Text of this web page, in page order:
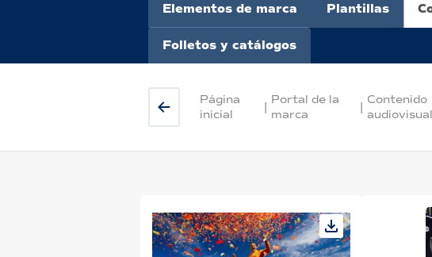
Elementos de marca Plantillas
Folletos y catálogos
Página
inicial
Portal de la
marca
Contenido
audiovisual